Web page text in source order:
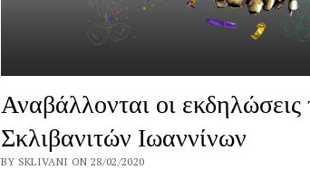
Αναβάλλονται οι
Σκλιβανιτών Ιωαννίνων
BY SKLIVANI ON 28/02/2020